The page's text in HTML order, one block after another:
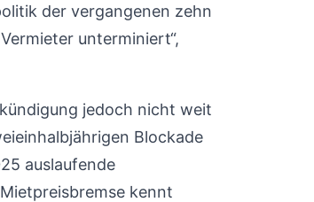
der vergangenen zehn
unterminiert“,
jedoch nicht weit
Blockade
auslaufende
kennt